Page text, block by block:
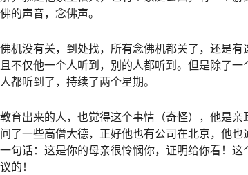
的声音，念佛声。
机没有关，到处找，所有念佛机都关了，还是
不仅他一个人听到，别的人都听到。但是除了
都听到了，持续了两个星期。
育出来的人，也觉得这个事情（奇怪），他是
了一些高僧大德，正好他也有公司在北京，他
句话：这是你的母亲很怜悯你，证明给你看！
的！